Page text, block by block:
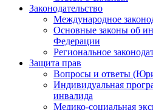
Законодательство
Международное
Основные законы об
Федерации
Региональное
Защита прав
Вопросы и ответы
Индивидуальная
инвалида
Медико-социальная